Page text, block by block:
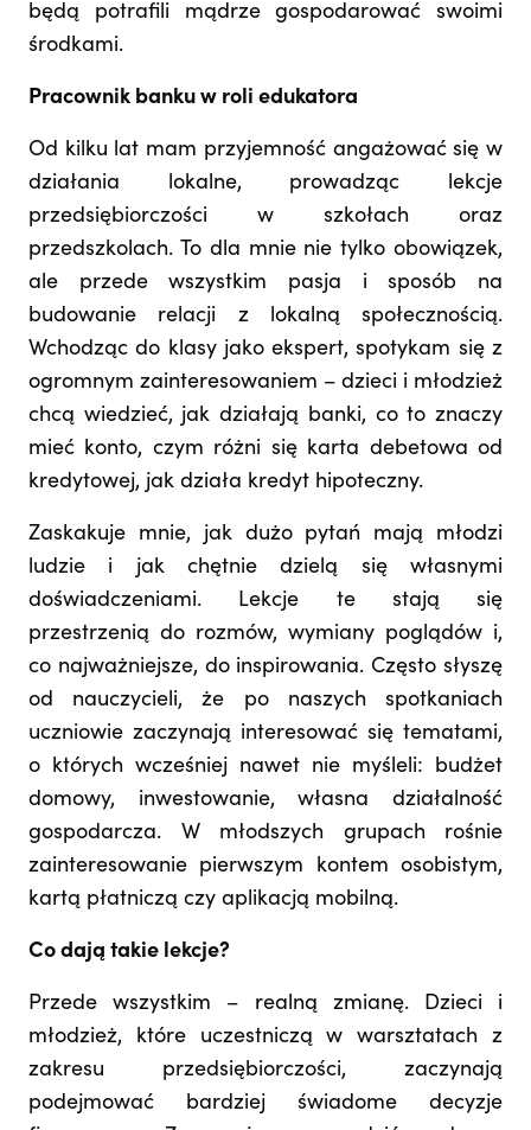
będą potrafili mądrze gospodarować swoimi
środkami.
Pracownik banku w roli edukatora
Od kilku lat mam przyjemność angażować się w
działania lokalne, prowadząc lekcje
przedsiębiorczości w szkołach oraz
przedszkolach. To dla mnie nie tylko obowiązek,
ale przede wszystkim pasja i sposób na
budowanie relacji z lokalną społecznością.
Wchodząc do klasy jako ekspert, spotykam się z
ogromnym zainteresowaniem – dzieci i młodzież
chcą wiedzieć, jak działają banki, co to znaczy
mieć konto, czym różni się karta debetowa od
kredytowej, jak działa kredyt hipoteczny.
Zaskakuje mnie, jak dużo pytań mają młodzi
ludzie i jak chętnie dzielą się własnymi
doświadczeniami. Lekcje te stają się
przestrzenią do rozmów, wymiany poglądów i,
co najważniejsze, do inspirowania. Często słyszę
od nauczycieli, że po naszych spotkaniach
uczniowie zaczynają interesować się tematami,
o których wcześniej nawet nie myśleli: budżet
domowy, inwestowanie, własna działalność
gospodarcza. W młodszych grupach rośnie
zainteresowanie pierwszym kontem osobistym,
kartą płatniczą czy aplikacją mobilną.
Co dają takie lekcje?
Przede wszystkim – realną zmianę. Dzieci i
młodzież, które uczestniczą w warsztatach z
zakresu przedsiębiorczości, zaczynają
podejmować bardziej świadome decyzje